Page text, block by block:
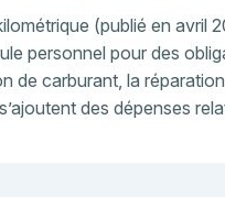
(publié en avril
personnel pour des
de carburant, la réparation
des dépenses